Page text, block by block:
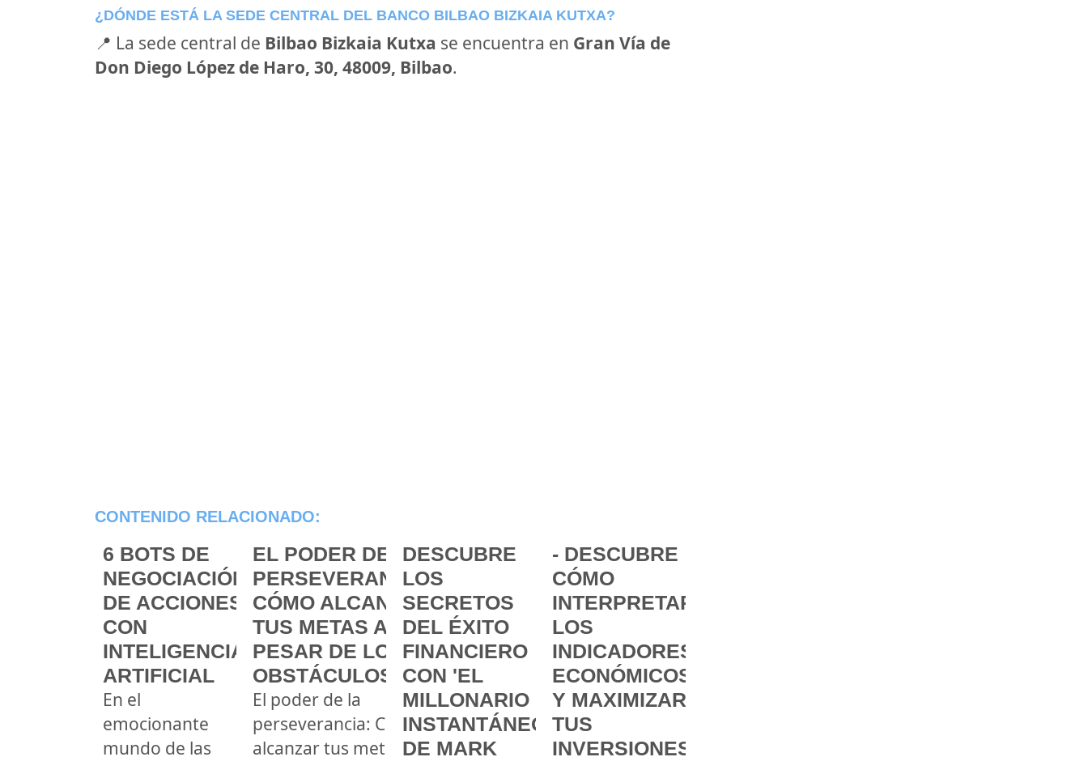
¿DÓNDE ESTÁ LA SEDE CENTRAL DEL BANCO BILBAO BIZKAIA KUTXA?
📍 La sede central de Bilbao Bizkaia Kutxa se encuentra en Gran Vía de
Don Diego López de Haro, 30, 48009, Bilbao.
CONTENIDO RELACIONADO:
6 BOTS DE
NEGOCIACIÓN
DE ACCIONES
CON
INTELIGENCIA
ARTIFICIAL
En el
emocionante
mundo de las
EL PODER DE LA
PERSEVERANCIA:
CÓMO ALCANZAR
TUS METAS A
PESAR DE LOS
OBSTÁCULOS
El poder de la
perseverancia: Cómo
alcanzar tus metas
DESCUBRE
LOS
SECRETOS
DEL ÉXITO
FINANCIERO
CON 'EL
MILLONARIO
INSTANTÁNEO'
DE MARK
- DESCUBRE
CÓMO
INTERPRETAR
LOS
INDICADORES
ECONÓMICOS
Y MAXIMIZAR
TUS
INVERSIONES